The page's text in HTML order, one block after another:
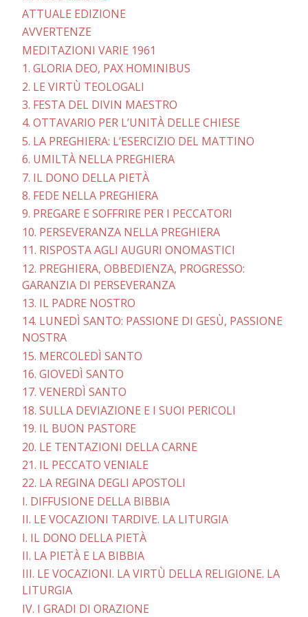
ATTUALE EDIZIONE
AVVERTENZE
MEDITAZIONI VARIE 1961
1. GLORIA DEO, PAX HOMINIBUS
2. LE VIRTÙ TEOLOGALI
3. FESTA DEL DIVIN MAESTRO
4. OTTAVARIO PER L’UNITÀ DELLE CHIESE
5. LA PREGHIERA: L’ESERCIZIO DEL MATTINO
6. UMILTÀ NELLA PREGHIERA
7. IL DONO DELLA PIETÀ
8. FEDE NELLA PREGHIERA
9. PREGARE E SOFFRIRE PER I PECCATORI
10. PERSEVERANZA NELLA PREGHIERA
11. RISPOSTA AGLI AUGURI ONOMASTICI
12. PREGHIERA, OBBEDIENZA, PROGRESSO:
GARANZIA DI PERSEVERANZA
13. IL PADRE NOSTRO
14. LUNEDÌ SANTO: PASSIONE DI GESÙ, PASSIONE
NOSTRA
15. MERCOLEDÌ SANTO
16. GIOVEDÌ SANTO
17. VENERDÌ SANTO
18. SULLA DEVIAZIONE E I SUOI PERICOLI
19. IL BUON PASTORE
20. LE TENTAZIONI DELLA CARNE
21. IL PECCATO VENIALE
22. LA REGINA DEGLI APOSTOLI
I. DIFFUSIONE DELLA BIBBIA
II. LE VOCAZIONI TARDIVE. LA LITURGIA
I. IL DONO DELLA PIETÀ
II. LA PIETÀ E LA BIBBIA
III. LE VOCAZIONI. LA VIRTÙ DELLA RELIGIONE. LA
LITURGIA
IV. I GRADI DI ORAZIONE